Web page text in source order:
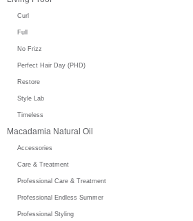
Curl
Full
No Frizz
Perfect Hair Day (PHD)
Restore
Style Lab
Timeless
Macadamia Natural Oil
Accessories
Care & Treatment
Professional Care & Treatment
Professional Endless Summer
Professional Styling